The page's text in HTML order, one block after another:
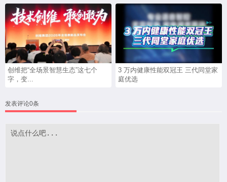
创维把“全场景智慧生态”这七个
字，变...
3 万内健康性能双冠王 三代同堂家
庭优选
发表评论0条